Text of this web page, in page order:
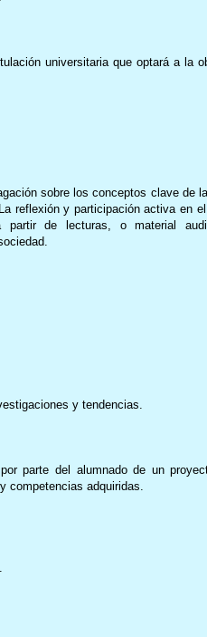
universitaria que optará a la
sobre los conceptos clave de
reflexión y participación activa en
de lecturas, o material
y tendencias.
parte del alumnado de un
competencias adquiridas.